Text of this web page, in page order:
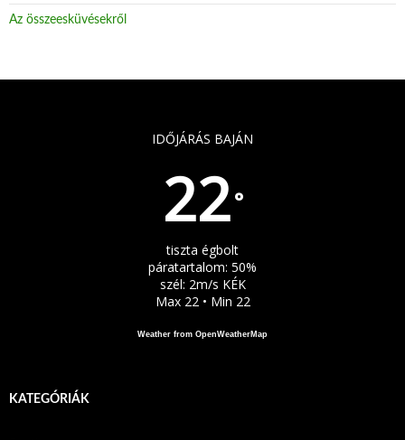
Az összeesküvésekről
IDŐJÁRÁS BAJÁN
22°
tiszta égbolt
páratartalom: 50%
szél: 2m/s KÉK
Max 22 • Min 22
Weather from OpenWeatherMap
KATEGÓRIÁK